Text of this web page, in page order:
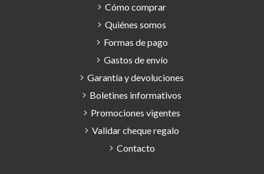
Cómo comprar
Quiénes somos
Formas de pago
Gastos de envío
Garantía y devoluciones
Boletines informativos
Promociones vigentes
Validar cheque regalo
Contacto